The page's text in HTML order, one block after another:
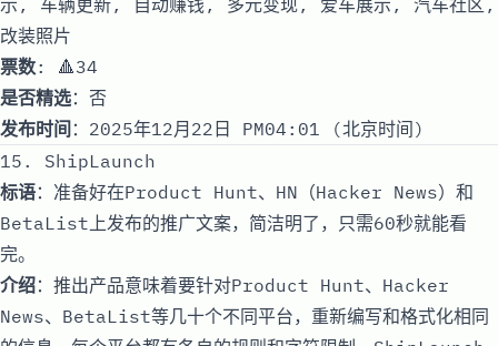
示, 车辆更新, 自动赚钱, 多元变现, 爱车展示, 汽车社区,
改装照片
票数: 🔺34
是否精选：否
发布时间 ：2025年12月22日 PM04:01 (北京时间)
15. ShipLaunch
标语：准备好在Product Hunt、HN（Hacker News）和
BetaList上发布的推广文案，简洁明了，只需60秒就能看
完。
介绍：推出产品意味着要针对Product Hunt、Hacker
News、BetaList等几十个不同平台，重新编写和格式化相同